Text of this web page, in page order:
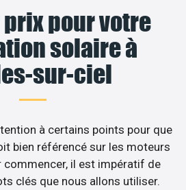
pour votre
solaire à
sur-ciel
à certains points pour que
bien référencé sur les moteurs
commencer, il est impératif de
clés que nous allons utiliser.